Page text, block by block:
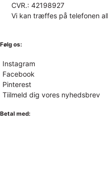
CVR.: 42198927
Vi kan træffes på telefonen
Følg os:
Instagram
Facebook
Pinterest
Tiilmeld dig vores nyhedsbrev
Betal med: